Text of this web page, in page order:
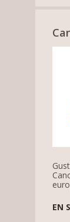
EN